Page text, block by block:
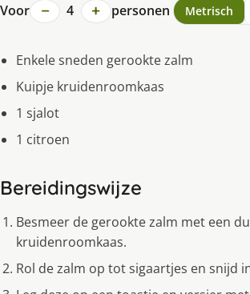
Voor − 4 + personen Metrisch
Enkele sneden gerookte zalm
Kuipje kruidenroomkaas
1 sjalot
1 citroen
Bereidingswijze
Besmeer de gerookte zalm met een
kruidenroomkaas.
Rol de zalm op tot sigaartjes en snijd